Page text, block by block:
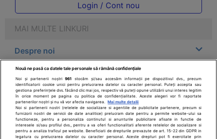
Login / Cont nou
MAI MULTE LINKURI
Despre noi
Legal
Drepturile consumatorului
Parteneri
Nouă ne pasă ca datele tale personale să rămână confidențiale
Noi și partenerii noștri961
stocăm și/sau accesăm informații pe dispozitivul dvs., precum
identificatorii cookie unici pentru prelucrarea datelor cu caracter personal. Puteți accepta sau
gestiona preferințele dvs. făcând clic mai jos, respectiv vă puteți opune utilizării unui interes legitim
în orice moment pe pagina cu politica de confidențialitate. Aceste alegeri vor fi raportate
partenerilor noștri și nu vă vor afecta navigarea.
Mai multe detalii
Noi si partenerii nostri (retelele de socializare si agentiile de publicitate partenere, precum si
furnizorii nostri de servicii de date analitice) prelucram date pentru a permite website-ului sa
functioneze, pentru a personaliza continutul si anunturile publicitare afisate in functie de
interesele si/sau profilul dvs., pentru a va oferi functionalitati aferente retelelor de socializare si
pentru a analiza traficul pe website. Beneficiati de drepturile prevazute de art. 15-22 din GDPR in
legatura cu prelucrarea datelor cu caracter personal. Aceste drepturi pot fi exercitate prin